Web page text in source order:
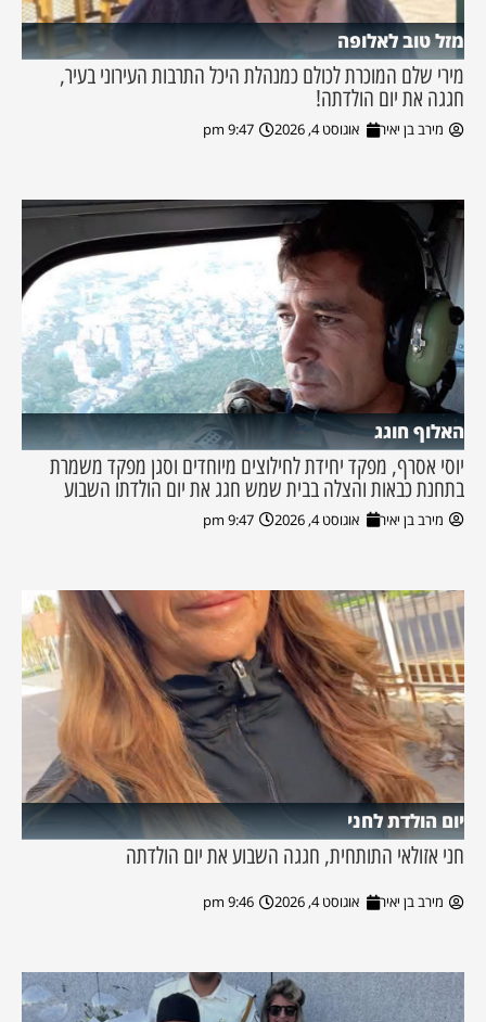
מזל טוב לאלופה
מירי שלם המוכרת לכולם כמנהלת היכל התרבות העירוני בעיר,
חגגה את יום הולדתה!
מירב בן יאיר אוגוסט 4, 2026 9:47 pm
האלוף חוגג
יוסי אסרף, מפקד יחידת לחילוצים מיוחדים וסגן מפקד משמרת
בתחנת כבאות והצלה בבית שמש חגג את יום הולדתו השבוע
מירב בן יאיר אוגוסט 4, 2026 9:47 pm
יום הולדת לחני
חני אזולאי התותחית, חגגה השבוע את יום הולדתה
מירב בן יאיר אוגוסט 4, 2026 9:46 pm